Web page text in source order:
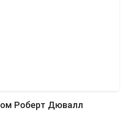
Роберт Дювалл